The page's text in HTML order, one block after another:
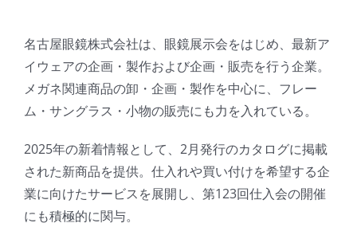
名古屋眼鏡株式会社は、眼鏡展示会をはじめ、最新ア
イウェアの企画・製作および企画・販売を行う企業。
メガネ関連商品の卸・企画・製作を中心に、フレー
ム・サングラス・小物の販売にも力を入れている。
2025年の新着情報として、2月発行のカタログに掲載
された新商品を提供。仕入れや買い付けを希望する企
業に向けたサービスを展開し、第123回仕入会の開催
にも積極的に関与。